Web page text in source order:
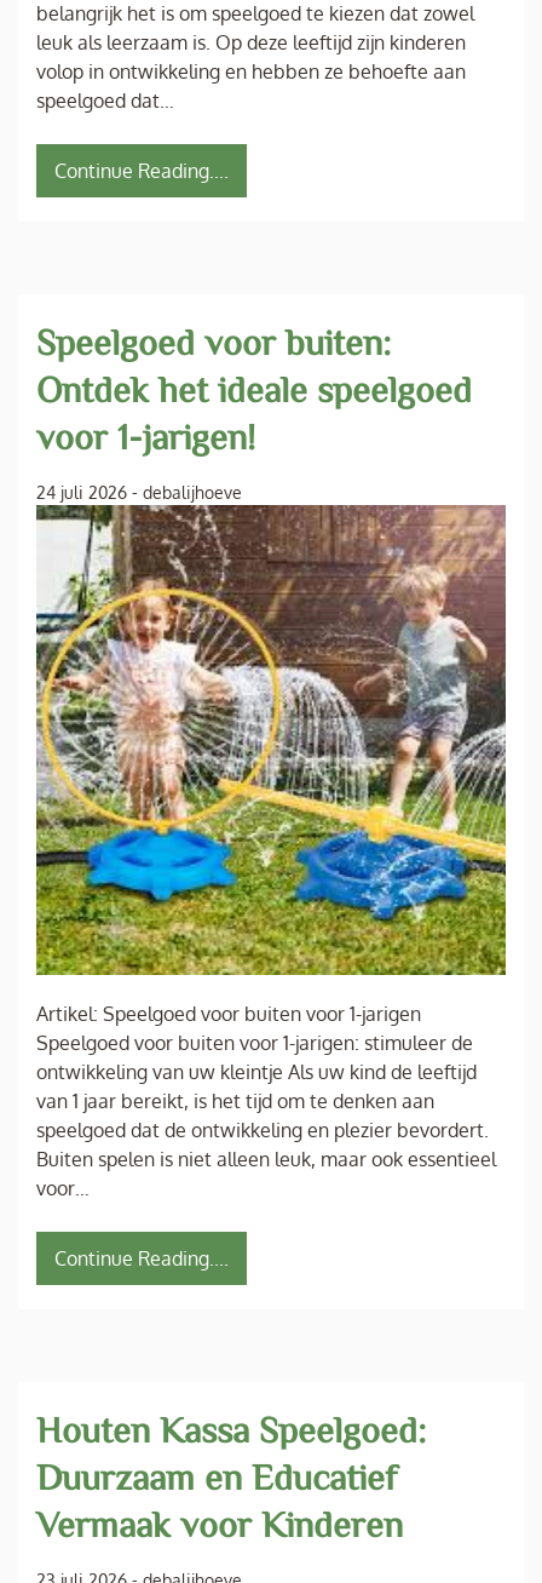
belangrijk het is om speelgoed te kiezen dat zowel
leuk als leerzaam is. Op deze leeftijd zijn kinderen
volop in ontwikkeling en hebben ze behoefte aan
speelgoed dat…
Continue Reading....
Speelgoed voor buiten:
Ontdek het ideale speelgoed
voor 1-jarigen!
24 juli 2026 - debalijhoeve
Artikel: Speelgoed voor buiten voor 1-jarigen
Speelgoed voor buiten voor 1-jarigen: stimuleer de
ontwikkeling van uw kleintje Als uw kind de leeftijd
van 1 jaar bereikt, is het tijd om te denken aan
speelgoed dat de ontwikkeling en plezier bevordert.
Buiten spelen is niet alleen leuk, maar ook essentieel
voor…
Continue Reading....
Houten Kassa Speelgoed:
Duurzaam en Educatief
Vermaak voor Kinderen